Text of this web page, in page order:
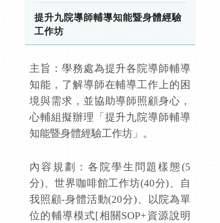
提升九院導師輔導知能暨身體經驗
工作坊
主旨：學務處為提升各院導師輔導
知能，了解導師在輔導工作上的困
境與需求，並協助導師照顧身心，
心輔組擬辦理「提升九院導師輔導
知能暨身體經驗工作坊」。
內容規劃：各院學生問題樣態 (5
分)、世界咖啡館工作坊(40分)、自
我照顧-身體活動(20分)、以院為單
位的輔導模式[相關 SOP+資源說明